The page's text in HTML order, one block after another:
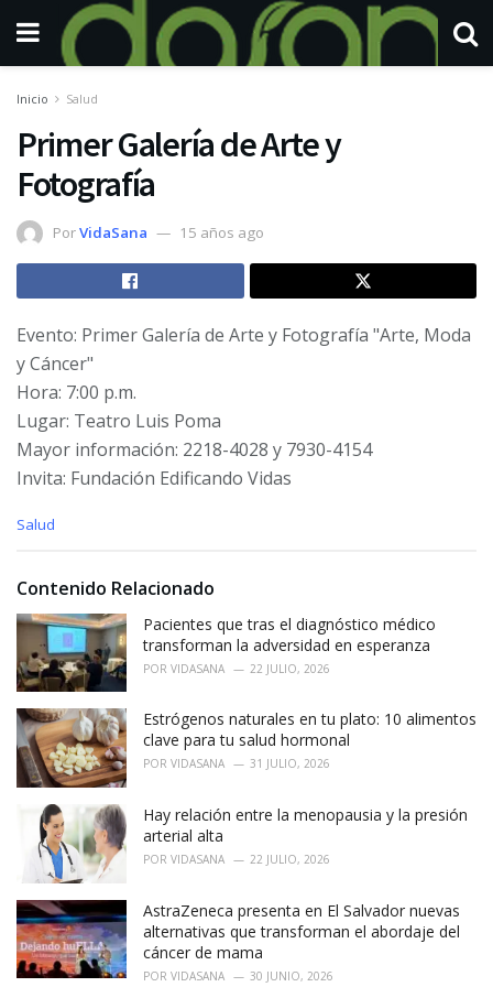
Inicio Salud
Primer Galería de Arte y
Fotografía
PorVidaSana 15 años ago
Evento: Primer Galería de Arte y Fotografía "Arte, Moda
y Cáncer"
Hora: 7:00 p.m.
Lugar: Teatro Luis Poma
Mayor información: 2218-4028 y 7930-4154
Invita: Fundación Edificando Vidas
C
e
o
i
e
:
Salud
Contenido Relacionado
Pacientes que tras el diagnóstico médico
transforman la adversidad en esperanza
POR VIDASANA 22 JULIO, 2026
Estrógenos naturales en tu plato: 10 alimentos
clave para tu salud hormonal
POR VIDASANA 31 JULIO, 2026
Hay relación entre la menopausia y la presión
arterial alta
POR VIDASANA 22 JULIO, 2026
AstraZeneca presenta en El Salvador nuevas
alternativas que transforman el abordaje del
cáncer de mama
POR VIDASANA 30 JUNIO, 2026